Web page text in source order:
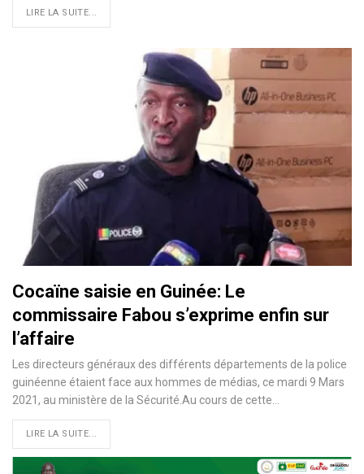
LIRE LA SUITE...
Cocaïne saisie en Guinée: Le
commissaire Fabou s’exprime enfin sur
l’affaire
Les directeurs généraux des différents départements de la police
guinéenne étaient face aux hommes de médias, ce mardi 9 Mars
2021, au ministère de la Sécurité.Au cours de cette
LIRE LA SUITE...